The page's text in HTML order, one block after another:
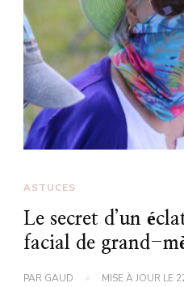
ASTUCES
Le secret d’un
facial de grand-
PAR GAUD MISE À JOUR LE